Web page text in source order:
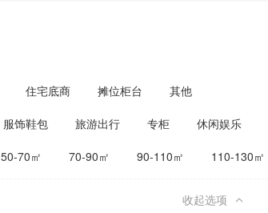
住宅底商 摊位柜台 其他
服饰鞋包 旅游出行 专柜 休闲娱乐
50-70㎡ 70-90㎡ 90-110㎡ 110-130㎡
收起选项